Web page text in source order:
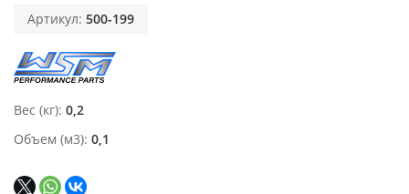
Артикул: 500-199
Вес (кг) 0,2
Объем (м3) 0,1